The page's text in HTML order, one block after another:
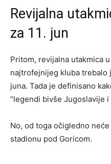
Revijalna
za 11. jun
Pritom, revijalna utakmica
najtrofejnijeg kluba trebalo
juna. Tada je definisano
“legendi bivše Jugoslavije i
No, od toga očigledno
stadionu pod Goricom.